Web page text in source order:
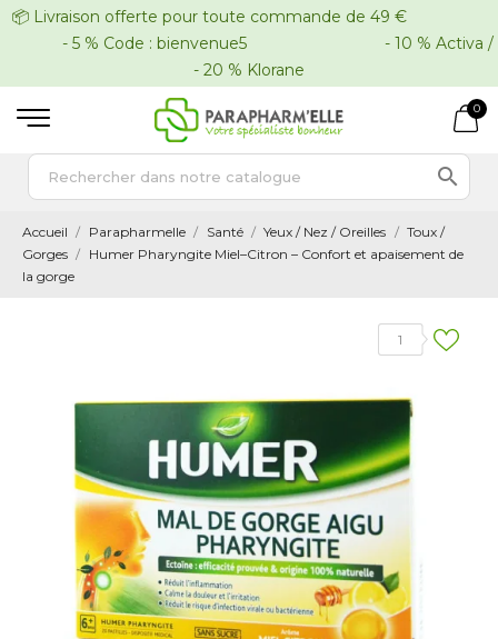
📦 Livraison offerte pour toute commande de 49 €
- 5 % Code : bienvenue5 - 10 % Activa /
- 20 % Klorane
0

Accueil Parapharmelle Santé Yeux / Nez / Oreilles
Toux /
Gorges
Humer Pharyngite Miel–Citron – Confort et apaisement de
la gorge
1